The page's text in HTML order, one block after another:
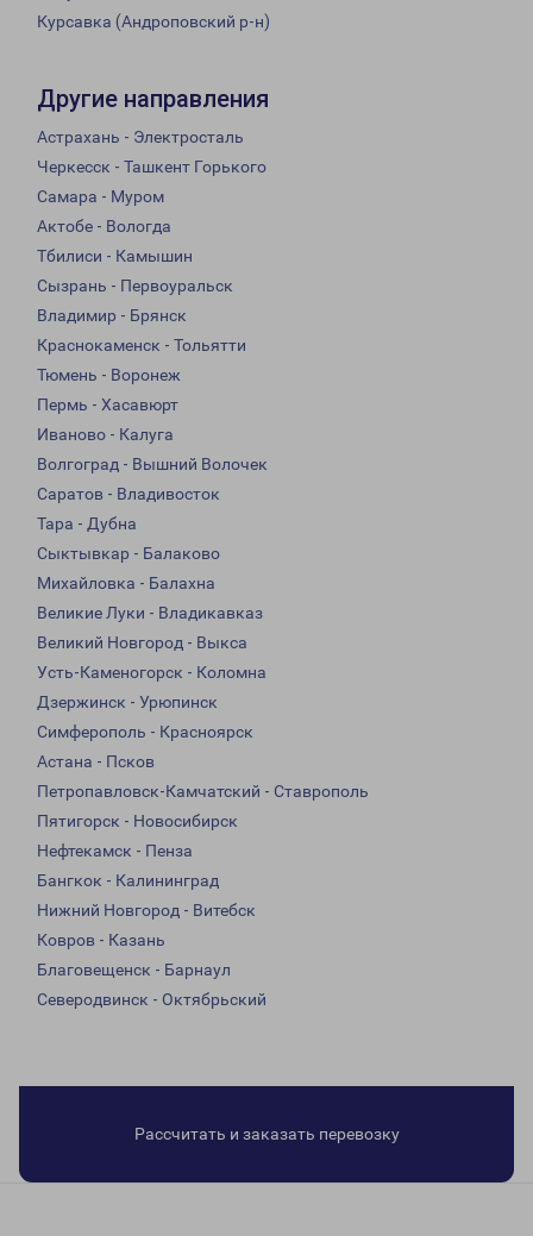
Курсавка (Андроповский р-н)
Другие направления
Астрахань - Электросталь
Черкесск - Ташкент Горького
Самара - Муром
Актобе - Вологда
Тбилиси - Камышин
Сызрань - Первоуральск
Владимир - Брянск
Краснокаменск - Тольятти
Тюмень - Воронеж
Пермь - Хасавюрт
Иваново - Калуга
Волгоград - Вышний Волочек
Саратов - Владивосток
Тара - Дубна
Сыктывкар - Балаково
Михайловка - Балахна
Великие Луки - Владикавказ
Великий Новгород - Выкса
Усть-Каменогорск - Коломна
Дзержинск - Урюпинск
Симферополь - Красноярск
Астана - Псков
Петропавловск-Камчатский - Ставрополь
Пятигорск - Новосибирск
Нефтекамск - Пенза
Бангкок - Калининград
Нижний Новгород - Витебск
Ковров - Казань
Благовещенск - Барнаул
Северодвинск - Октябрьский
Рассчитать и заказать перевозку